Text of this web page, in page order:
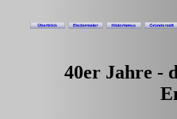
40er Jahre -